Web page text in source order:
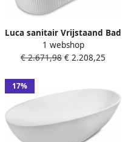
Luca sanitair Vrijstaand Bad
Primo Acryl 170x80x58 cm
Incl. Afvoerset Mat Wit met
1 webshop
€ 2.671,98 € 2.208,25
17%